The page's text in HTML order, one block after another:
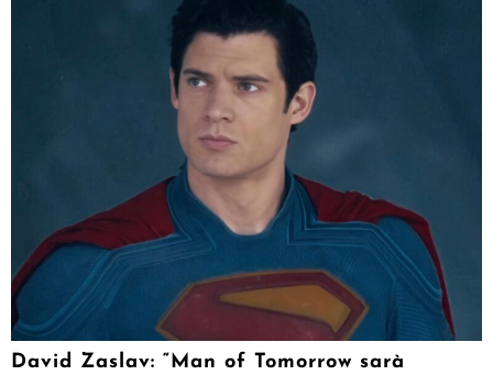
David Zaslav: “Man of Tomorrow sarà